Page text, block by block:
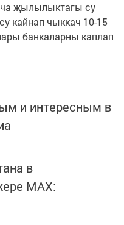
җылылыктагы су
кайнап чыккач 10-15
банкаларны каплап
и интересным в
в
MАХ: